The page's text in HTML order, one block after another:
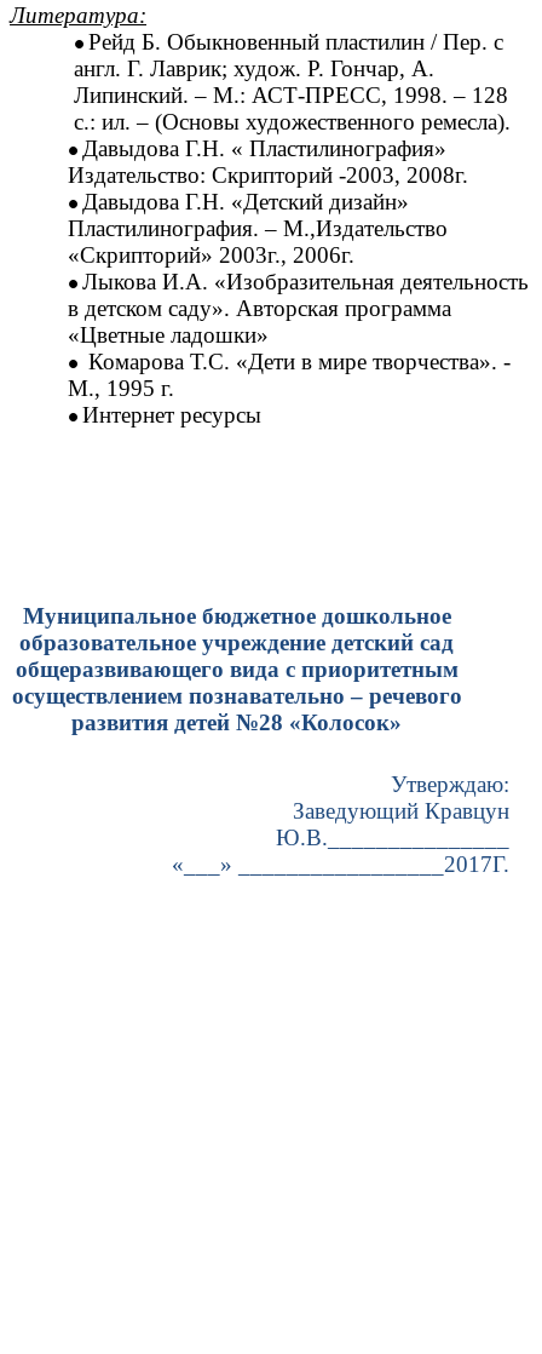
Литература:
Рейд Б. Обыкновенный пластилин / Пер. с
англ. Г. Лаврик; худож. Р. Гончар, А.
Липинский. – М.: АСТ-ПРЕСС, 1998. – 128
с.: ил. – (Основы художественного ремесла).
Давыдова Г.Н. « Пластилинография»
Издательство: Скрипторий -2003, 2008г.
Давыдова Г.Н. «Детский дизайн»
Пластилинография. – М.,Издательство
«Скрипторий» 2003г., 2006г.
Лыкова И.А. «Изобразительная деятельность
в детском саду». Авторская программа
«Цветные ладошки»
Комарова Т.С. «Дети в мире творчества». -
М., 1995 г.
Интернет ресурсы
Муниципальное бюджетное дошкольное
образовательное учреждение детский сад
общеразвивающего вида с приоритетным
осуществлением познавательно – речевого
развития детей №28 «Колосок»
Утверждаю:
Заведующий Кравцун
Ю.В._______________
«___» _________________2017Г.